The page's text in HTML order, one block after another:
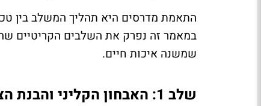
התאמת מדרסים היא תהליך המשלב בין
במאמר זה נפרק את השלבים הקריטיים
שמשנה איכות חיים.
שלב 1: האבחון הקליני והבנת הצרכים